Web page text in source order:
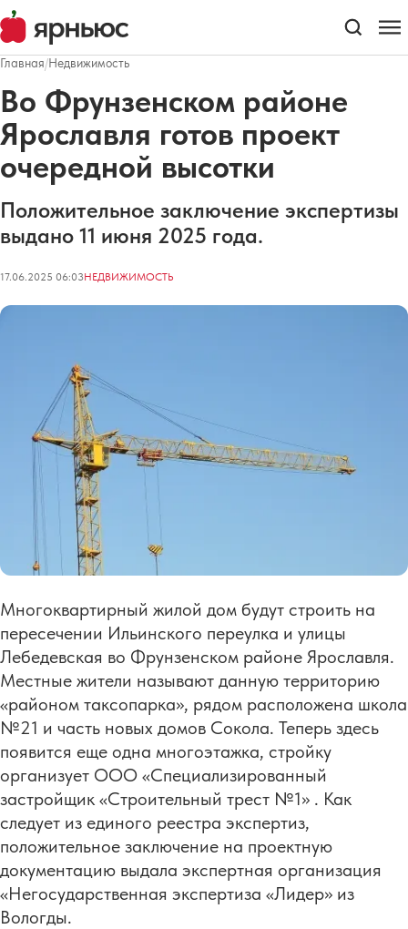
Главная/Недвижимость
Во Фрунзенском районе
Ярославля готов проект
очередной высотки
Положительное заключение экспертизы
выдано 11 июня 2025 года.
17.06.2025 06:03НЕДВИЖИМОСТЬ
Многоквартирный жилой дом будут строить на
пересечении Ильинского переулка и улицы
Лебедевская во Фрунзенском районе Ярославля.
Местные жители называют данную территорию
«районом таксопарка», рядом расположена школа
№21 и часть новых домов Сокола. Теперь здесь
появится еще одна многоэтажка, стройку
организует ООО «Специализированный
застройщик «Строительный трест №1» . Как
следует из единого реестра экспертиз,
положительное заключение на проектную
документацию выдала экспертная организация
«Негосударственная экспертиза «Лидер» из
Вологды.